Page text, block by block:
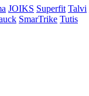
JOIKS Superfit Talvi
SmarTrike Tutis